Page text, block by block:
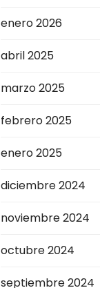
enero 2026
abril 2025
marzo 2025
febrero 2025
enero 2025
diciembre 2024
noviembre 2024
octubre 2024
septiembre 2024